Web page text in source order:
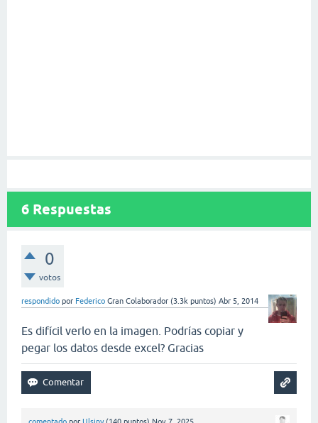
6 Respuestas
0
votos
respondido por Federico Gran Colaborador (3.3k puntos) Abr 5, 2014
Es difícil verlo en la imagen. Podrías copiar y
pegar los datos desde excel? Gracias